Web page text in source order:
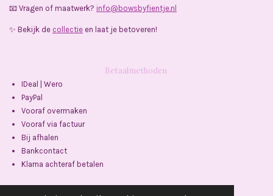
📧 Vragen of maatwerk? info@bowsbyfientje.nl
✨ Bekijk de collectie en laat je betoveren!
Betaalmethoden
IDeal | Wero
PayPal
Vooraf overmaken
Vooraf via factuur
Bij afhalen
Bankcontact
Klarna achteraf betalen